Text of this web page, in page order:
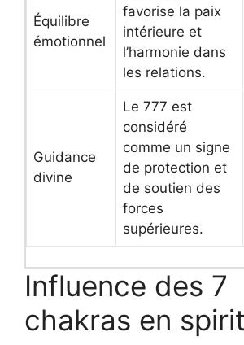
Équilibre
émotionnel
favorise la paix
intérieure et
l’harmonie dans
les relations.
Guidance
divine
Le 777 est
considéré
comme un signe
de protection et
de soutien des
forces
supérieures.
Influence des 7
chakras en